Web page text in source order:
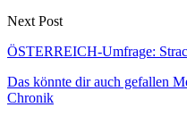
Next Post
ÖSTERREICH-Umfrage:
Das könnte dir auch gefallen
Chronik